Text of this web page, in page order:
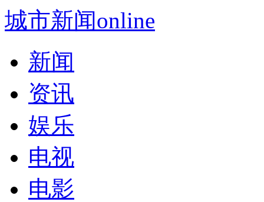
城市新闻online
新闻
资讯
娱乐
电视
电影